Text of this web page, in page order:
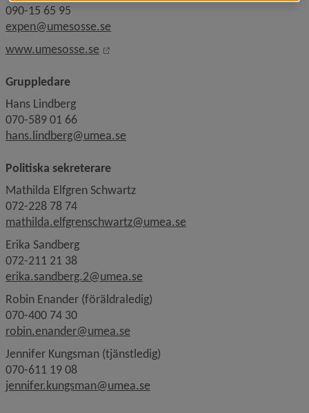
090-15 65 95
expen@umesosse.se
www.umesosse.se
Länk till annan webbplats, öppnas i
Gruppledare
Hans Lindberg
070-589 01 66
hans.lindberg@umea.se
Politiska sekreterare
Mathilda Elfgren Schwartz
072-228 78 74
mathilda.elfgrenschwartz@umea.se
Erika Sandberg
072-211 21 38
erika.sandberg.2@umea.se
Robin Enander (föräldraledig)
070-400 74 30
robin.enander@umea.se
Jennifer Kungsman (tjänstledig)
070-611 19 08
jennifer.kungsman@umea.se